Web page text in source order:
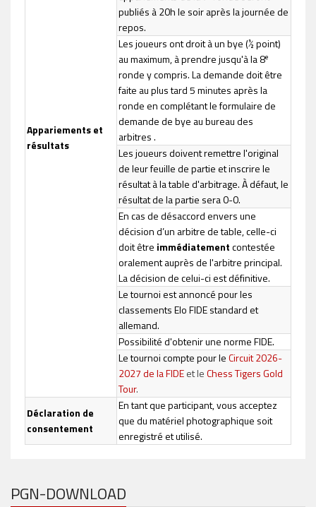
Appariements et
résultats
publiés à 20h le soir après la journée de
repos.
Les joueurs ont droit à un bye (½ point)
au maximum, à prendre jusqu'à la 8e
ronde y compris. La demande doit être
faite au plus tard 5 minutes après la
ronde en complétant le formulaire de
demande de bye au bureau des
arbitres.
Les joueurs doivent remettre l'original
de leur feuille de partie et inscrire le
résultat à la table d'arbitrage. À défaut, le
résultat de la partie sera 0-0.
En cas de désaccord envers une
décision d’un arbitre de table, celle-ci
doit être immédiatementcontestée
oralement auprès de l'arbitre principal.
La décision de celui-ci est définitive.
Le tournoi est annoncé pour les
classements Elo FIDE standard et
allemand.
Possibilité d'obtenir une norme FIDE.
Le tournoi compte pour leCircuit 2026-
2027 de la FIDEet leChess Tigers Gold
Tour.
Déclaration de
consentement
En tant que participant, vous acceptez
que du matériel photographique soit
enregistré et utilisé.
PGN-DOWNLOAD